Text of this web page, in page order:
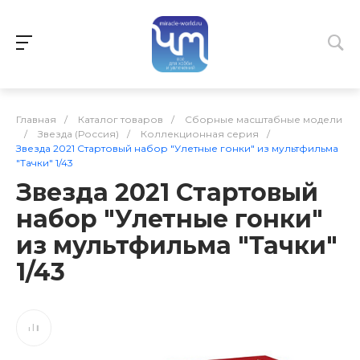
Главная / Каталог товаров /
Сборные масштабные модели
/
Звезда (Россия) / Коллекционная серия
/
Звезда 2021 Стартовый набор "Улетные гонки" из мультфильма
"Тачки" 1/43
Звезда 2021 Стартовый
набор "Улетные гонки"
из мультфильма "Тачки"
1/43